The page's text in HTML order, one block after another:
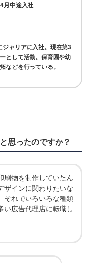
月中途入社
ャリアに入社。現在第3
として活動。保育園や幼
などを行っている。
思ったのですか？
刷物を制作していたん
ザインに関わりたいな
それでいろいろな種類
い広告代理店に転職し